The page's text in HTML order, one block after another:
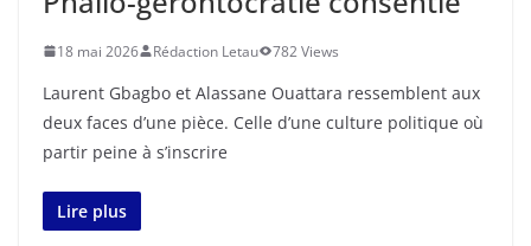
18 mai 2026 Rédaction Letau 782 Views
Laurent Gbagbo et Alassane Ouattara ressemblent aux
deux faces d’une pièce. Celle d’une culture politique où
partir peine à s’inscrire
Lire plus